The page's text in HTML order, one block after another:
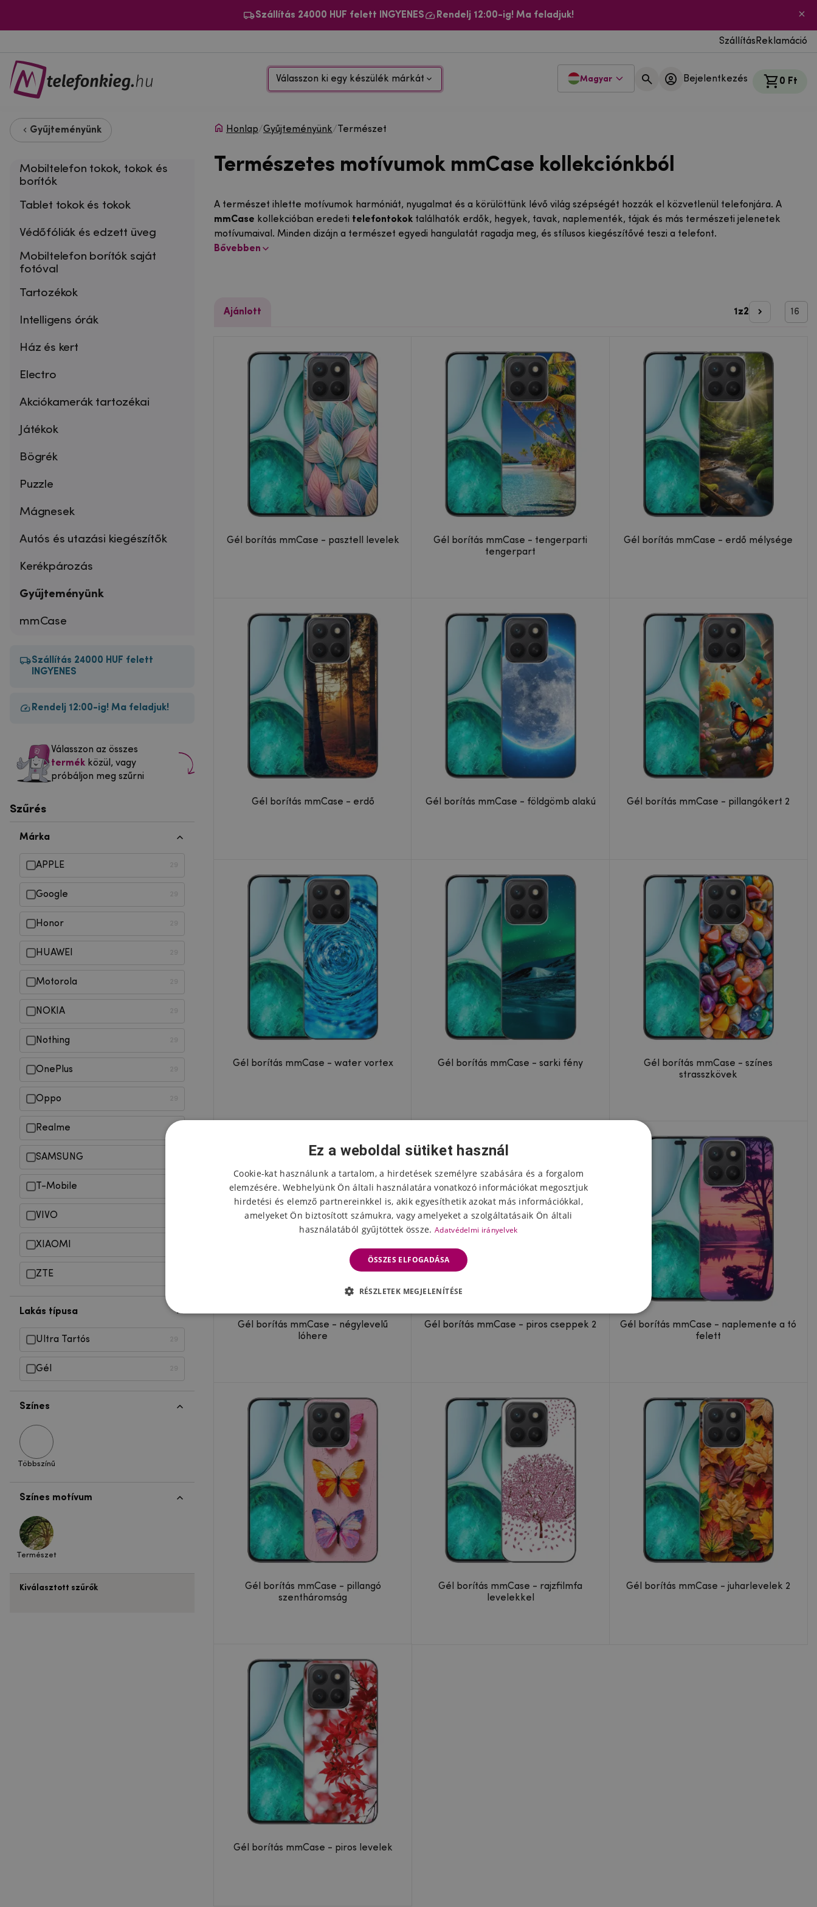
Szállítás 24000 HUF felett INGYENES Rendelj 12:00-ig! Ma feladjuk!
Szállítás Reklamáció
Válasszon ki egy készülék márkát Magyar Bejelentkezés 0 Ft
Honlap/Gyűjteményünk/ Természet
Természetes motívumok mmCase kollekciónkból
A természet ihlette motívumok harmóniát, nyugalmat és a körülöttünk lévő világ szépségét hozzák el közvetlenül telefonjára. A
mmCase kollekcióban eredeti telefontokok találhatók erdők, hegyek, tavak, naplementék, tájak és más természeti jelenetek
motívumaival. Minden dizájn a természet egyedi hangulatát ragadja meg, és stílusos kiegészítővé teszi a telefont.
Bővebben
Ajánlott 1 z2
Gél borítás mmCase - pasztell levelek
Gél borítás mmCase - tengerparti
tengerpart
Gél borítás mmCase - erdő mélysége
Gél borítás mmCase - erdő Gél borítás mmCase - földgömb alakú Gél borítás mmCase - pillangókert 2
Gél borítás mmCase - water vortex Gél borítás mmCase - sarki fény
Gél borítás mmCase - színes
strasszkövek
Gél borítás mmCase - négylevelű
lóhere
Gél borítás mmCase - piros cseppek 2
Gél borítás mmCase - naplemente a tó
felett
Gél borítás mmCase - pillangó
szentháromság
Gél borítás mmCase - rajzfilmfa
levelekkel
Gél borítás mmCase - juharlevelek 2
Gél borítás mmCase - piros levelek
Gyűjteményünk
Mobiltelefon tokok, tokok és
borítók
Tablet tokok és tokok
Védőfóliák és edzett üveg
Mobiltelefon borítók saját
fotóval
Tartozékok
Intelligens órák
Ház és kert
Electro
Akciókamerák tartozékai
Játékok
Bögrék
Puzzle
Mágnesek
Autós és utazási kiegészítők
Kerékpározás
Gyűjteményünk
mmCase
Szállítás 24000 HUF felett
INGYENES
Rendelj 12:00-ig! Ma feladjuk!
Válasszon az összes
termék közül, vagy
próbáljon meg szűrni
Szűrés
Márka
APPLE
Google
Honor
HUAWEI
Motorola
NOKIA
Nothing
OnePlus
Oppo
Realme 29
SAMSUNG
T-Mobile
VIVO
XIAOMI
ZTE
Lakás típusa
Ultra Tartós
Gél
Színes
Többszínű
Színes motívum
Természet
Kiválasztott szűrők
Ez a weboldal sütiket használ
Cookie-kat használunk a tartalom, a hirdetések személyre szabására és a forgalom
elemzésére. Webhelyünk Ön általi használatára vonatkozó információkat megosztjuk
hirdetési és elemző partnereinkkel is, akik egyesíthetik azokat más információkkal,
amelyeket Ön biztosított számukra, vagy amelyeket a szolgáltatásaik Ön általi
használatából gyűjtöttek össze. Adatvédelmi irányelvek
ÖSSZES ELFOGADÁSA
RÉSZLETEK MEGJELENÍTÉSE